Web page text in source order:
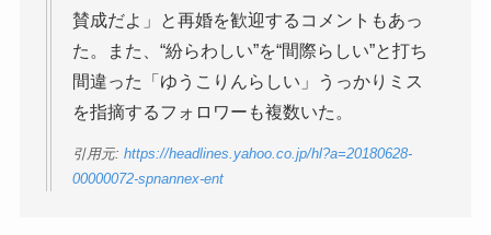
賛成だよ」と再婚を歓迎するコメントもあっ
た。また、“紛らわしい”を“間際らしい”と打ち
間違った「ゆうこりんらしい」うっかりミス
を指摘するフォロワーも複数いた。
引用元: https://headlines.yahoo.co.jp/hl?a=20180628-
00000072-spnannex-ent